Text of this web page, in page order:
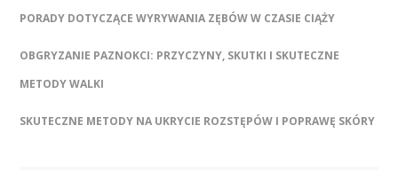
PORADY DOTYCZĄCE WYRYWANIA ZĘBÓW W CZASIE CIĄŻY
OBGRYZANIE PAZNOKCI: PRZYCZYNY, SKUTKI I SKUTECZNE
METODY WALKI
SKUTECZNE METODY NA UKRYCIE ROZSTĘPÓW I POPRAWĘ SKÓRY